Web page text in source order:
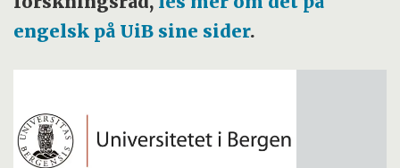
engelsk på UiB sine sider.